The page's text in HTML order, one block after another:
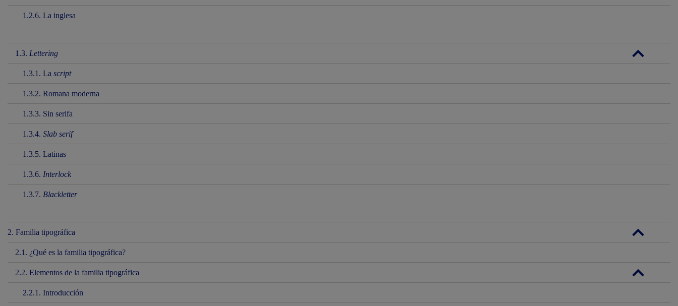
1.2.6. La inglesa
1.3. Lettering
1.3.1. La script
1.3.2. Romana moderna
1.3.3. Sin serifa
1.3.4. Slab serif
1.3.5. Latinas
1.3.6. Interlock
1.3.7. Blackletter
2. Familia tipográfica
2.1. ¿Qué es la familia tipográfica?
2.2. Elementos de la familia tipográfica
2.2.1. Introducción